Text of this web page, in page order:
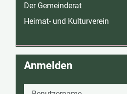
Der Gemeinderat
Heimat- und Kulturverein
Anmelden
Benutzername